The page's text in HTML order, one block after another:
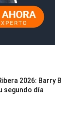
2026: Barry B
segundo día